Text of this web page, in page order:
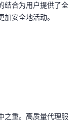
结合为用户提供了全
安全地活动。
之重。高质量代理服